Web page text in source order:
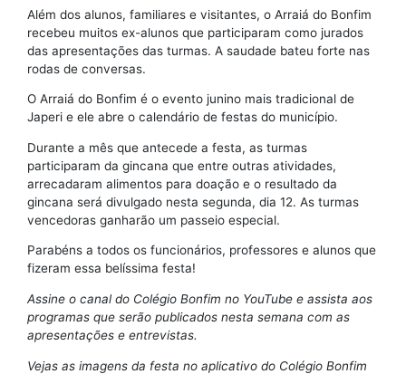
Além dos alunos, familiares e visitantes, o Arraiá do Bonfim
recebeu muitos ex-alunos que participaram como jurados
das apresentações das turmas. A saudade bateu forte nas
rodas de conversas.
O Arraiá do Bonfim é o evento junino mais tradicional de
Japeri e ele abre o calendário de festas do município.
Durante a mês que antecede a festa, as turmas
participaram da gincana que entre outras atividades,
arrecadaram alimentos para doação e o resultado da
gincana será divulgado nesta segunda, dia 12. As turmas
vencedoras ganharão um passeio especial.
Parabéns a todos os funcionários, professores e alunos que
fizeram essa belíssima festa!
Assine o canal do Colégio Bonfim no YouTube e assista aos
programas que serão publicados nesta semana com as
apresentações e entrevistas.
Vejas as imagens da festa no aplicativo do Colégio Bonfim